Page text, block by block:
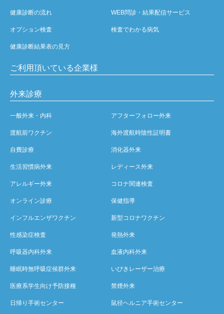
健康診断の流れ WEB問診・結果配信サービス
オプション検査 検査でわかる病気
健康診断結果表の見方
ご利用頂いている企業様
外来診療
一般外来・内科 アフターフォロー外来
渡航前ワクチン 海外渡航時陰性証明書
自費診療 消化器外来
生活習慣病外来 レディース外来
アレルギー外来 コロナ関連検査
オンライン診療 保健指導
インフルエンザワクチン 新型コロナワクチン
性感染症検査 発熱外来
呼吸器内科外来 血液内科外来
睡眠時無呼吸症候群外来 いびきレーザー治療
医療系学生向け予防接種 禁煙外来
日帰り手術センター 鼠径ヘルニア手術センター